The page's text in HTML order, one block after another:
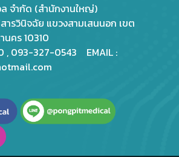
จำกัด (สำนักงานใหญ่)
รวินิจฉัย แขวงสามเสนนอก เขต
นคร 10310
, 093-327-0543 EMAIL :